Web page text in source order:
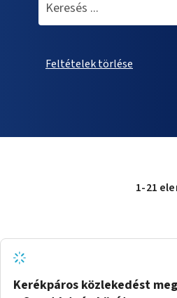
Feltételek törlése
1-21
Kerékpáros közlekedést